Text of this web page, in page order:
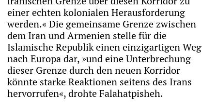
einer echten kolonialen Herausforderung
werden.« Die gemeinsame Grenze zwischen
dem Iran und Armenien stelle für die
Islamische Republik einen einzigartigen Weg
nach Europa dar, »und eine Unterbrechung
dieser Grenze durch den neuen Korridor
könnte starke Reaktionen seitens des Irans
hervorrufen«, drohte Falahatpisheh.